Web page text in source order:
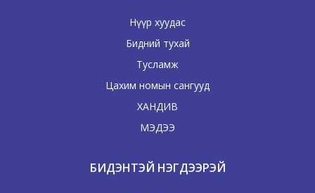
Нүүр хуудас
Бидний тухай
Тусламж
Цахим номын сангууд
ХАНДИВ
МЭДЭЭ
БИДЭНТЭЙ НЭГДЭЭРЭЙ